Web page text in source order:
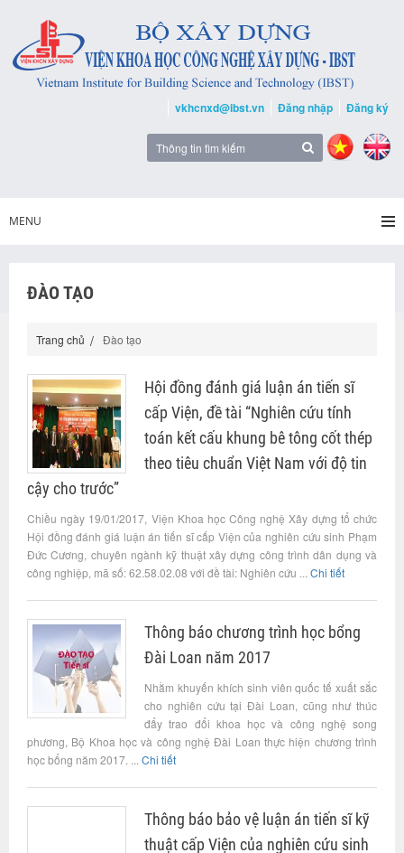
vkhcnxd@ibst.vn Đăng nhập Đăng ký
MENU
ĐÀO TẠO
Trang chủ Đào tạo
Hội đồng đánh giá luận án tiến sĩ
cấp Viện, đề tài “Nghiên cứu tính
toán kết cấu khung bê tông cốt thép
theo tiêu chuẩn Việt Nam với độ tin
cậy cho trước”
Chiều ngày 19/01/2017, Viện Khoa học Công nghệ Xây dựng tổ chức
Hội đồng đánh giá luận án tiến sĩ cấp Viện của nghiên cứu sinh Phạm
Đức Cương, chuyên ngành kỹ thuật xây dựng công trình dân dụng và
công nghiệp, mã số: 62.58.02.08 với đề tài: Nghiên cứu ... Chi tiết
Thông báo chương trình học bổng
Đài Loan năm 2017
Nhằm khuyến khích sinh viên quốc tế xuất sắc
cho nghiên cứu tại Đài Loan, cũng như thúc
đẩy trao đổi khoa học và công nghệ song
phương, Bộ Khoa học và công nghệ Đài Loan thực hiện chương trình
học bổng năm 2017. ... Chi tiết
Thông báo bảo vệ luận án tiến sĩ kỹ
thuật cấp Viện của nghiên cứu sinh